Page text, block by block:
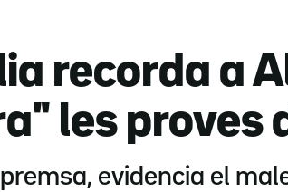
recorda a
les proves
evidencia el